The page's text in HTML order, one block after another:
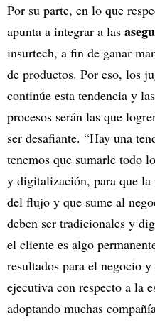
Por su parte, en lo que
apunta a integrar a las
insurtech, a fin de ganar
de productos. Por eso, los
continúe esta tendencia y
procesos serán las que
ser desafiante. “Hay una
tenemos que sumarle todo
y digitalización, para que la
del flujo y que sume al
deben ser tradicionales y
el cliente es algo
resultados para el negocio
ejecutiva con respecto a la
adoptando muchas